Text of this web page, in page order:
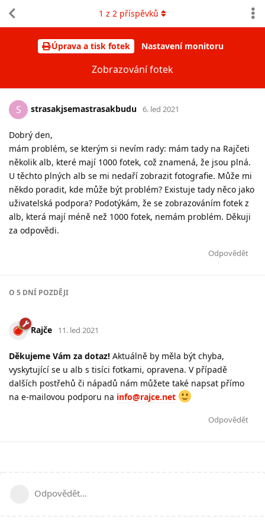
Úprava a tisk fotek Nastavení monitoru
Zobrazování fotek
1 z 2 příspěvků
S strasakjsemastrasakbudu 6. led 2021
Dobrý den,
mám problém, se kterým si nevím rady: mám tady na Rajčeti
několik alb, které mají 1000 fotek, což znamená, že jsou plná.
U těchto plných alb se mi nedaří zobrazit fotografie. Může mi
někdo poradit, kde může být problém? Existuje tady něco jako
uživatelská podpora? Podotýkám, že se zobrazováním fotek z
alb, která mají méně než 1000 fotek, nemám problém. Děkuji
za odpovědi.
Odpovědět
O 5 DNÍ POZDĚJI
Rajče 11. led 2021
Děkujeme Vám za dotaz! Aktuálně by měla být chyba,
vyskytující se u alb s tisíci fotkami, opravena. V případě
dalších postřehů či nápadů nám můžete také napsat přímo
na e-mailovou podporu na info@rajce.net
Odpovědět
Odpovědět…